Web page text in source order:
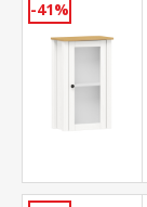
-41%